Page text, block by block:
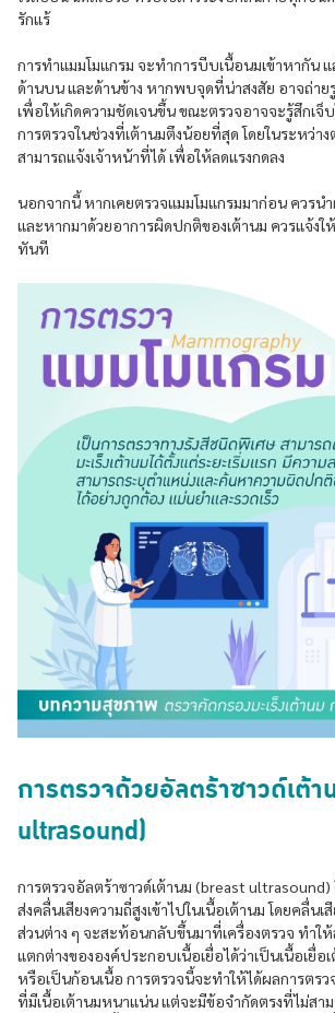
รักแร้
การทำแมมโมแกรม จะทำการบีบเนื้อนมเข้าหากัน
ด้านบน และด้านข้าง หากพบจุดที่น่าสงสัย อาจถ่า
เพื่อให้เกิดความชัดเจนขึ้น ขณะตรวจอาจจะรู้สึกเจ็
การตรวจในช่วงที่เต้านมตึงน้อยที่สุด โดยในระหว่า
สามารถแจ้งเจ้าหน้าที่ได้ เพื่อให้ลดแรงกดลง
นอกจากนี้ หากเคยตรวจแมมโมแกรมมาก่อน ควรน
และหากมาด้วยอาการผิดปกติของเต้านม ควรแจ้ง
ทันที
การตรวจด้วยอัลตร้าซาวด์เต้
ultrasound)
การตรวจอัลตร้าซาวด์เต้านม (breast ultrasound)
ส่งคลื่นเสียงความถี่สูงเข้าไปในเนื้อเต้านม โดยคลื่น
ส่วนต่าง ๆ จะสะท้อนกลับขึ้นมาที่เครื่องตรวจ ทำใ
แตกต่างขององค์ประกอบเนื้อเยื่อได้ว่าเป็นเนื้อเยื่อ
หรือเป็นก้อนเนื้อ การตรวจนี้จะทำให้ได้ผลการตร
ที่มีเนื้อเต้านมหนาแน่น แต่จะมีข้อจำกัดตรงที่ไม่ส